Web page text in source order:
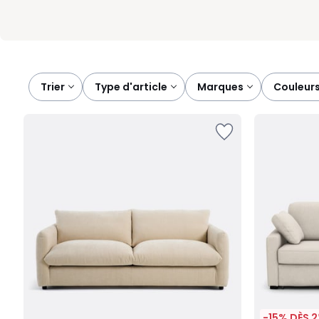
Trier
type d'article marques couleurs